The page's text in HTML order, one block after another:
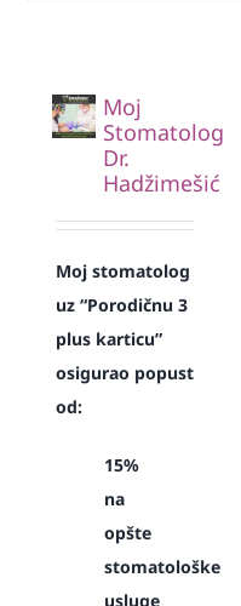
Moj
Stomatolog
Dr.
Hadžimešić
Moj stomatolog
uz “Porodičnu 3
plus karticu”
osigurao popust
od:
15%
na
opšte
stomatološke
usluge